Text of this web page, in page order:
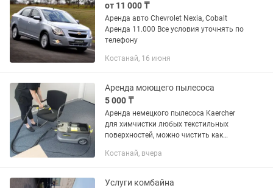
от 11 000 ₸
Аренда авто Chevrolet Nexia, Cobalt
Аренда 11.000 Все условия уточнять по
телефону
Костанай, 16 июня
Аренда моющего пылесоса
5 000 ₸
Аренда немецкого пылесоса Kaercher
для химчистки любых текстильных
поверхностей, можно чистить как
мебель. УСТАНОВЛЕНА GPS слежка на
Костанай, вчера
Услуги комбайна